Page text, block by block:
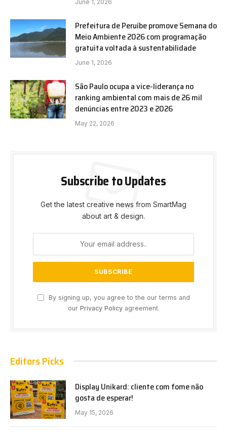
June 1, 2026
Prefeitura de Peruíbe promove Semana do
Meio Ambiente 2026 com programação
gratuita voltada à sustentabilidade
June 1, 2026
São Paulo ocupa a vice-liderança no
ranking ambiental com mais de 26 mil
denúncias entre 2023 e 2026
May 22, 2026
Subscribe to Updates
Get the latest creative news from SmartMag
about art & design.
By signing up, you agree to the our terms and
our Privacy Policyagreement.
Editors Picks
Display Unikard: cliente com fome não
gosta de esperar!
May 15, 2026